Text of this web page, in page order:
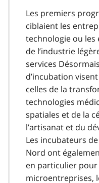
Les premiers
ciblaient les
technologie ou les
de l’industrie
services
d’incubation
celles de la
technologies
spatiales et de la
l’artisanat et du
Les incubateurs
Nord ont
en particulier
microentreprises,